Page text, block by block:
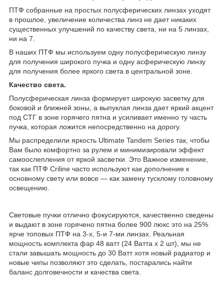
ПТФ собранные на простых полусферических линзах уходят
в прошлое, увеличение количества линз не дает никаких
существенных улучшений по качеству света, ни на 5 линзах,
ни на 7.
В наших ПТФ мы используем одну полусферическую линзу
для получения широкого пучка и одну асферическую линзу
для получения более яркого света в центральной зоне.
Качество света.
Полусферическая линза формирует широкую засветку для
боковой и ближней зоны, а выпуклая линза дает яркий акцент
под СТГ в зоне горячего пятна и усиливает именно ту часть
пучка, которая ложится непосредственно на дорогу.
Мы распределили яркость Ultimate Tandem Series так, чтобы
Вам было комфортно за рулем и минимизировали эффект
самоослепления от яркой засветки. Это Важное изменение,
так как ПТФ Criline часто используют как дополнение к
основному свету или вовсе — как замену тусклому головному
освещению.
Световые пучки отлично фокусируются, качественно сведены
и выдают в зоне горячено пятна более 900 люкс это на 25%
ярче топовых ПТФ на 3-х, 5-и 7-ми линзах. Реальная
мощность комплекта фар 48 ватт (24 Ватта x 2 шт), мы не
стали завышать мощность до 30 Ватт хотя новый радиатор и
новые чипы позволяют это сделать, постарались найти
баланс долговечности и качества света.